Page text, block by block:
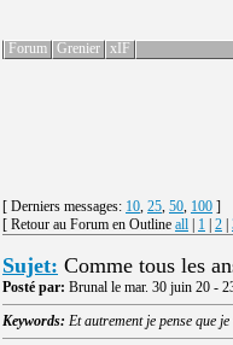
Forum Grenier xIF
[ Derniers messages: 10, 25, 50, 100 ]
[ Retour au Forum en Outline all 1 2
Sujet: Comme tous les
Posté par: Brunal le mar. 30 juin 20 -
Keywords: Et autrement je pense que